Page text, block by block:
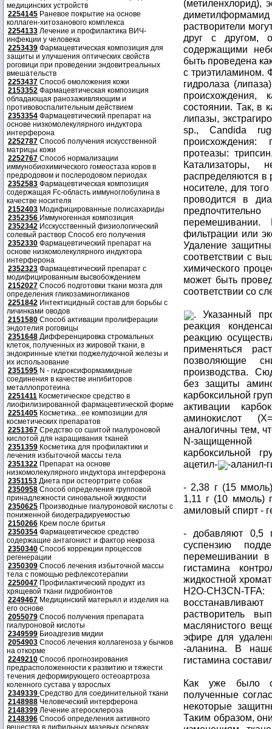
медицинских устройств
2254145 Раневое покрытие на основе
коллаген-хитозанового комплекса
2254133 Лечение и профилактика ВИЧ-
инфекции у человека
2253439 Фармацевтическая композиция для
защиты и улучшения оптических свойств
роговици при проведении эндовитреальных
вмешательств
2253437 Способ омоложения кожи
2153352 Фармацевтическая композиция
обладающая ранозаживляющим и
противовоспалительным действием
2353354 Фармацевтический препарат на
основе низкомолекулярного индуктора
интерферона
2252787 Способ получения искусственной
матрицы кожи
2252767 Способ нормализации
иммунобиохимического гомеостаза коров в
предродовом и послеродовом периодах
2352583 Фармацевтическая композиция
содержащая Fc-область иммуноглобулина в
качестве носителя
2152403 Модифицированные полисахариды
2352356 Иммуногенная композиция
2352342 Исскусственный физиологический
солевый раствор Способ его получения
2352330 Фармацевтический препарат на
основе низкомолекулярного индуктора
интерферона
2352323 Фармацевтический препарат с
модифицированным высвобождением
2152027 Способ подготовки ткани мозга для
определения гликозаминогликанов
2251842 Интектицидный состав для борьбы с
личинками оводов
2151580 Способ активации пролиферации
эндотелия роговицы
2351648 Дифференцировка стромальных
клеток, полученных из жировой ткани, в
эндокринные клетки поджелудочной железы и
их использование
2351595 N - гидроксиформамидные
соединения в качестве ингибиторов
металлопротеина
2251411 Косметическое средство в
лиофилизированной фармацевтической форме
2251405 Косметика...ее композиции для
косметических препаратов
2251367 Средство со сшитой гиалуроновой
кислотой для наращивания тканей
2351359 Косметика для профилактики и
лечения избыточной массы тела
2351322 Препарат на основе
низкомолекулярного индуктора интерферона
2351153 Диета при остеортрите собак
2350958 Способ определения групповой
принадлежности синовальной жидкости
2350625 Производные гиалуроновой кислоты с
пониженной биодеградируемостью
2150266 Крем после бритья
2350354 Фармацевтическое средство
содержащие антагонист и фактор некроза
2350340 Способ коррекции процессов
регенерации
2350309 Способ лечения избыточной массы
тела с помощью рефлексотерапии
2250047 Профилактический продукт из
хрящевой ткани гидробионтов
2249467 Медицинский матерьял и изделия на
его основе
2055079 Способ получения препарата
гиалуроновой кислоты
2349599 Биоадгезив мидии
2054903 Способ лечения коллагеноза у бычков
на откорме
2249210 Способ прогнозирования
предрасположенности к развитию и тяжести
течения деформирующего остеоартроза
коленного сустава у взрослых
2349339 Средство для соединительной ткани
2148988 Человеческий интерферона
2148399 Лечение атеросклероза
2148396 Способ определения активного
вещества в дифильных мазевых основах
(метиленхлорид),
растворители
друг с другом,
содержащими
быть проведена
с триэтиламином.
гидролаза
состоянии. Так, в
липазы,
sp., Candida
происхождения:
протеазы:
Катализаторы,
распределяются в
носителе, для
проводится в
перемешивании.
фильтрации или
Удаление
соответствии с
химического
может быть
соответствии со
. Указанный
реакция
реакцию
применяться
позволяющие
производства.
без защиты
карбоксильной
активации
аминокислот
аналогичны тем,
N-
карбоксильной
ацетил-
-аланил-
- 2,38 г (15
1,11 г (10 ммоль)
амиловый спирт -
- добавляют 0,5
суспензию
перемешивании
гистамина
жидкостной
H2O-CH3CN-
растворитель
маслянистого
эфире для
-аланина. В
гистамина
Как уже было
полученные
некоторые
Таким образом,